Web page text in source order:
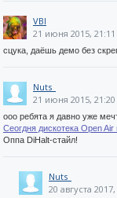
VBI
21 июня 2015, 21:11
сцука, даёшь демо без
Nuts_
21 июня 2015, 21:20
ооо ребята я давно уже
Сеогдня дискотека Open Air
Оппа DiHalt-стайл!
Nuts_
20 августа